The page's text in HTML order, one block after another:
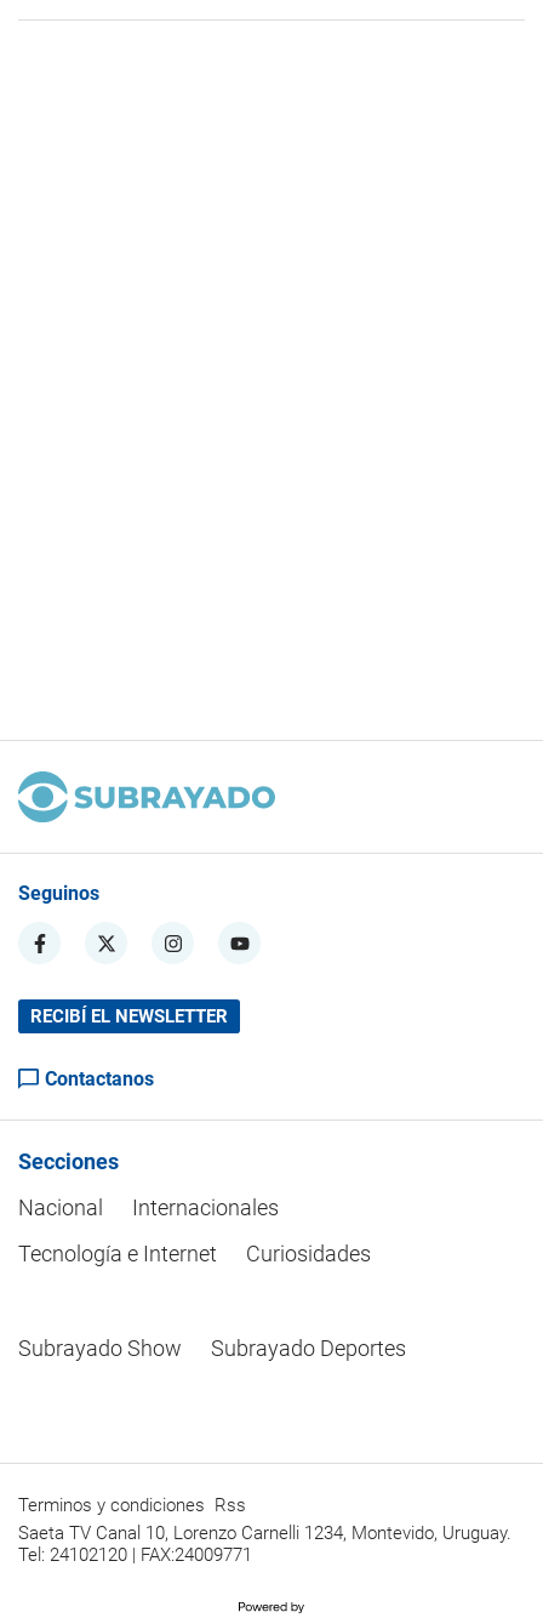
Seguinos
RECIBÍ EL NEWSLETTER
Contactanos
Secciones
Nacional
Internacionales
Tecnología e Internet
Curiosidades
Subrayado Show Subrayado Deportes
Terminos y condiciones Rss
Saeta TV Canal 10, Lorenzo Carnelli 1234, Montevido, Uruguay.
Tel: 24102120 | FAX:24009771